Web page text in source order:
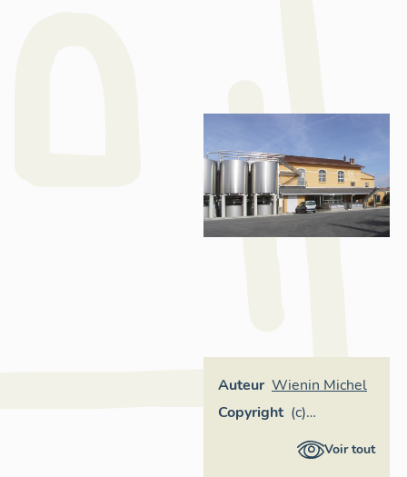
Auteur Wienin Michel
Copyright (c)
InventaireVoir tout